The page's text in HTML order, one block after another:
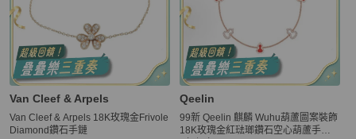
Van Cleef & Arpels
Van Cleef & Arpels 18K玫瑰金Frivole
Diamond鑽石手鏈
Qeelin
99新 Qeelin 麒麟 Wuhu葫蘆圖案裝飾
18K玫瑰金紅琺瑯鑽石空心葫蘆手鍊 2